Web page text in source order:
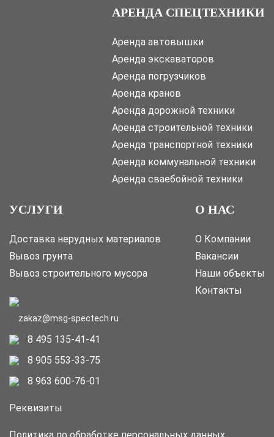
АРЕНДА СПЕЦТЕХНИКИ
Аренда автовышки
Аренда экскаваторов
Аренда погрузчиков
Аренда кранов
Аренда дорожной техники
Аренда строительной техники
Аренда транспортной техники
Аренда коммунальной техники
Аренда сваебойной техники
УСЛУГИ
Доставка нерудных материалов
Вывоз грунта
Вывоз строительного мусора
О НАС
О Компании
Вакансии
Наши объекты
Контакты
zakaz@msg-spectech.ru
8 495 135-41-41
8 905 553-33-75
8 963 600-76-01
Реквизиты
Политика по обработке персональных данных